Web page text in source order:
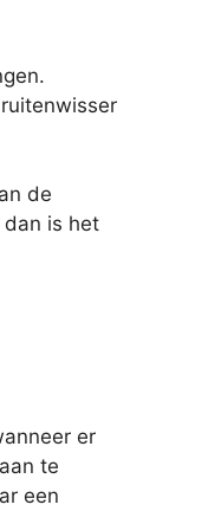
de
is het
er
te
een